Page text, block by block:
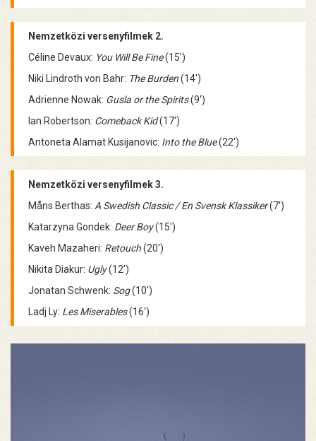
Nemzetközi versenyfilmek 2.
Céline Devaux: You Will Be Fine(15')
Niki Lindroth von Bahr: The Burden(14')
Adrienne Nowak: Gusla or the Spirits(9')
Ian Robertson: Comeback Kid(17')
Antoneta Alamat Kusijanovic: Into the Blue(22')
Nemzetközi versenyfilmek 3.
Måns Berthas: A Swedish Classic / En Svensk Klassiker(7')
Katarzyna Gondek: Deer Boy(15')
Kaveh Mazaheri: Retouch(20')
Nikita Diakur: Ugly(12')
Jonatan Schwenk: Sog(10')
Ladj Ly: Les Miserables(16')